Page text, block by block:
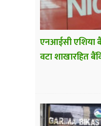
एनआईसी एशिया
वटा शाखारहित